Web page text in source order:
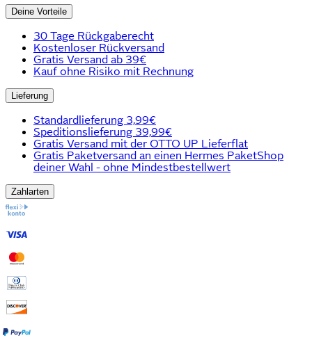
Deine Vorteile
30 Tage Rückgaberecht
Kostenloser Rückversand
Gratis Versand ab 39€
Kauf ohne Risiko mit Rechnung
Lieferung
Standardlieferung 3,99€
Speditionslieferung 39,99€
Gratis Versand mit der OTTO UP Lieferflat
Gratis Paketversand an einen Hermes PaketShop
deiner Wahl - ohne Mindestbestellwert
Zahlarten